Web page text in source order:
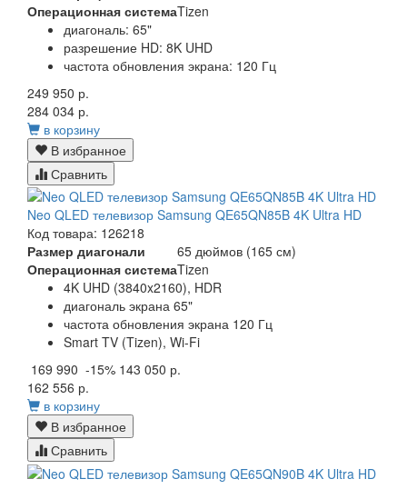
Операционная системаTizen
диагональ: 65"
разрешение HD: 8K UHD
частота обновления экрана: 120 Гц
249 950 р.
284 034 р.
в корзину
В избранное
Сравнить
Neo QLED телевизор Samsung QE65QN85B 4K Ultra HD
Код товара: 126218
Размер диагонали
65 дюймов (165 см)
Операционная системаTizen
4K UHD (3840x2160), HDR
диагональ экрана 65"
частота обновления экрана 120 Гц
Smart TV (Tizen), Wi-Fi
169 990 -15% 143 050 р.
162 556 р.
в корзину
В избранное
Сравнить